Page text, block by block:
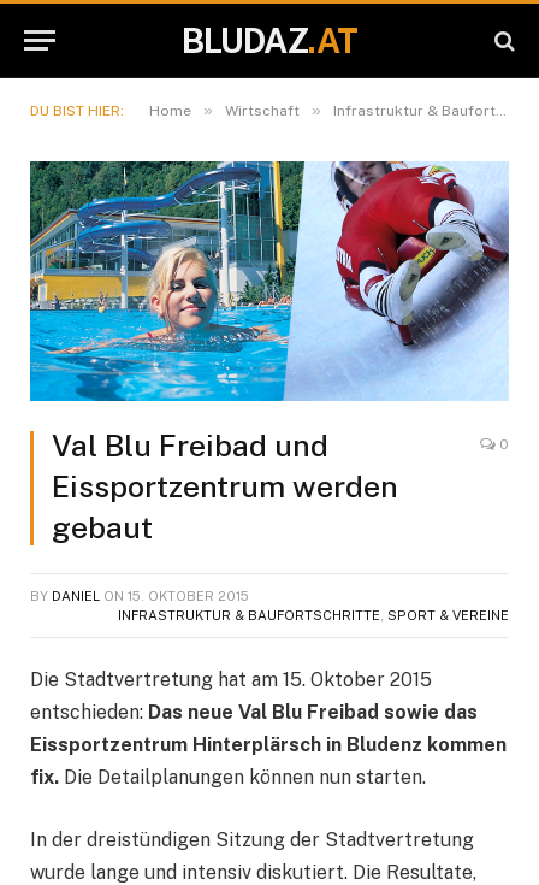
BLUDAZ.AT
DU BIST HIER: Home » Wirtschaft » Infrastruktur & Baufortschritte
Val Blu Freibad und
Eissportzentrum werden
gebaut
0
BY DANIEL ON 15. OKTOBER 2015
INFRASTRUKTUR & BAUFORTSCHRITTE
SPORT & VEREINE
Die Stadtvertretung hat am 15. Oktober 2015
entschieden: Das neue Val Blu Freibad sowie das
Eissportzentrum Hinterplärsch in Bludenz kommen
fix. Die Detailplanungen können nun starten.
In der dreistündigen Sitzung der Stadtvertretung
wurde lange und intensiv diskutiert. Die Resultate,